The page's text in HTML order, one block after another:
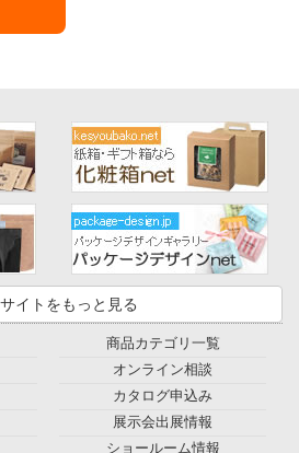
イトをもっと見る
商品カテゴリ一覧
オンライン相談
カタログ申込み
展示会出展情報
ショールーム情報